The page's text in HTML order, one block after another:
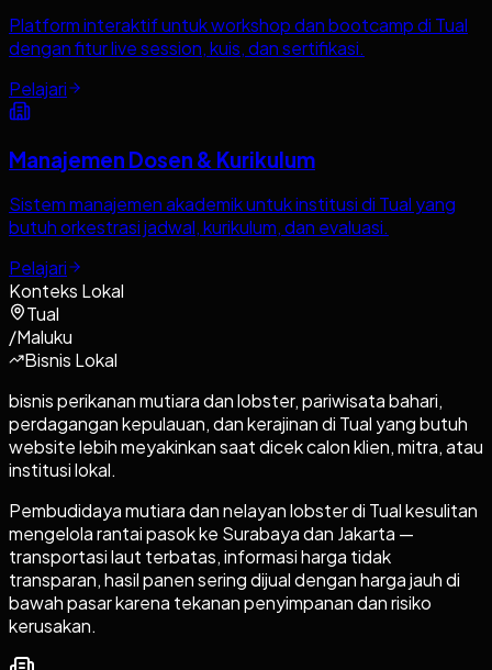
Platform interaktif untuk workshop dan bootcamp di Tual
dengan fitur live session, kuis, dan sertifikasi.
Pelajari
Manajemen Dosen & Kurikulum
Sistem manajemen akademik untuk institusi di Tual yang
butuh orkestrasi jadwal, kurikulum, dan evaluasi.
Pelajari
Konteks Lokal
Tual
/Maluku
Bisnis Lokal
bisnis perikanan mutiara dan lobster, pariwisata bahari,
perdagangan kepulauan, dan kerajinan di Tual yang butuh
website lebih meyakinkan saat dicek calon klien, mitra, atau
institusi lokal.
Pembudidaya mutiara dan nelayan lobster di Tual kesulitan
mengelola rantai pasok ke Surabaya dan Jakarta —
transportasi laut terbatas, informasi harga tidak
transparan, hasil panen sering dijual dengan harga jauh di
bawah pasar karena tekanan penyimpanan dan risiko
kerusakan.